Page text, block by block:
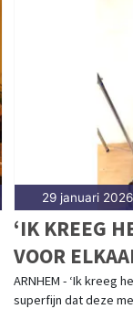
29 januari
‘IK KREEG
VOOR
HELPT EEN
ARNHEM - ‘Ik kreeg
superfijn dat deze